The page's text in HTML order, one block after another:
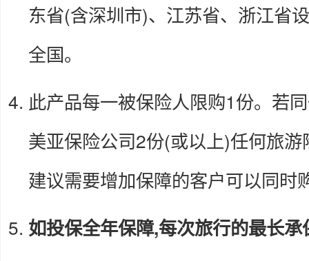
东省(含深圳市)、江苏省、浙江省
全国。
此产品每一被保险人限购1份。若
美亚保险公司2份(或以上)任何旅
建议需要增加保障的客户可以同时
如投保全年保障,每次旅行的最长